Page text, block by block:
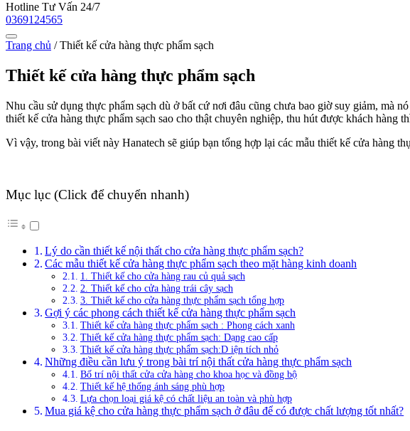
Hotline Tư Vấn 24/7
0369124565
Trang chủ /Thiết kế cửa hàng thực phẩm sạch
Thiết kế cửa hàng thực phẩm sạch
Nhu cầu sử dụng thực phẩm sạch dù ở bất cứ nơi đâu cũng chưa bao giờ suy giảm, mà
thiết kế cửa hàng thực phẩm sạch sao cho thật chuyên nghiệp, thu hút được khách hàng
Vì vậy, trong bài viết này Hanatech sẽ giúp bạn tổng hợp lại các mẫu thiết kế cửa hàng
Mục lục (Click để chuyển nhanh)
Lý do cần thiết kế nội thất cho cửa hàng thực phẩm sạch?
Các mẫu thiết kế cửa hàng thực phẩm sạch theo mặt hàng kinh doanh
1. Thiết kế cho cửa hàng rau củ quả sạch
2. Thiết kế cho cửa hàng trái cây sạch
3. Thiết kế cho cửa hàng thực phẩm sạch tổng hợp
Gợi ý các phong cách thiết kế cửa hàng thực phẩm sạch
Thiết kế cửa hàng thực phẩm sạch : Phong cách xanh
Thiết kế cửa hàng thực phẩm sạch: Dạng cao cấp
Thiết kế cửa hàng thực phẩm sạch:D iện tích nhỏ
Những điều cần lưu ý trong bài trí nội thất cửa hàng thực phẩm sạch
Bố trí nội thất cửa cửa hàng cho khoa học và đồng bộ
Thiết kế hệ thống ánh sáng phù hợp
Lựa chọn loại giá kệ có chất liệu an toàn và phù hợp
Mua giá kệ cho cửa hàng thực phẩm sạch ở đâu để có được chất lượng tốt nhất?